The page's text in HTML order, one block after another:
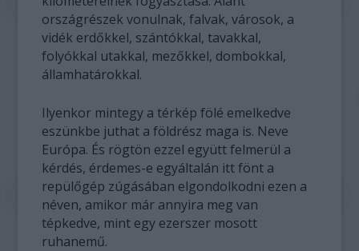
országrészek vonulnak, falvak, városok, a
vidék erdőkkel, szántókkal, tavakkal,
folyókkal utakkal, mezőkkel, dombokkal,
államhatárokkal.
Ilyenkor mintegy a térkép fölé emelkedve
eszünkbe juthat a földrész maga is. Neve
Európa. És rögtön ezzel együtt felmerül a
kérdés, érdemes-e egyáltalán itt fönt a
repülőgép zúgásában elgondolkodni ezen a
néven, amikor már annyira meg van
tépkedve, mint egy ezerszer mosott
ruhanemű.